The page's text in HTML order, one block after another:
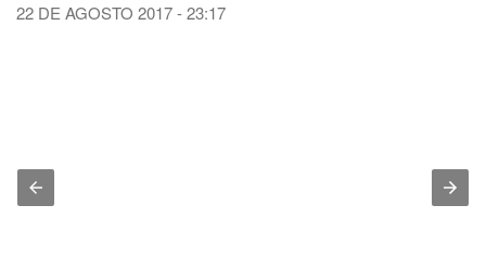
22 DE AGOSTO 2017 - 23:17